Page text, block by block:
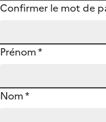
Confirmer le mot de
Prénom*
Nom*